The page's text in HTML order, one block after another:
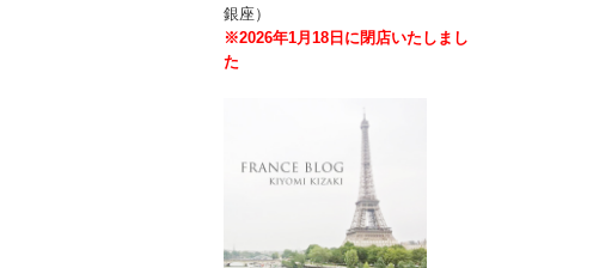
銀座）
※2026年1月18日に閉店いたしまし
た